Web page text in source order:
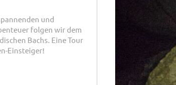
und
folgen wir dem
Bachs. Eine Tour
Einsteiger!